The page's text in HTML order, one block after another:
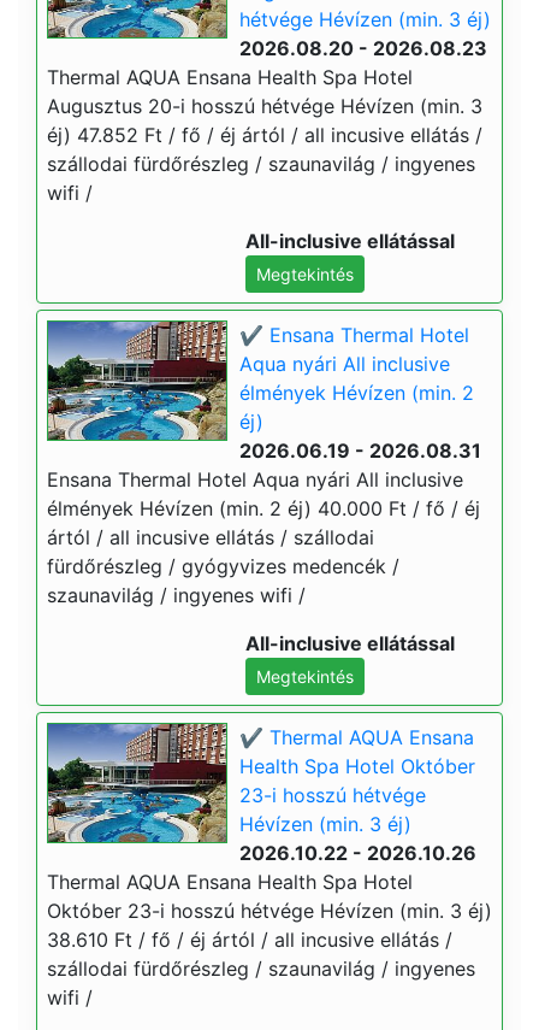
hétvége Hévízen (min. 3 éj)
2026.08.20 - 2026.08.23
Thermal AQUA Ensana Health Spa Hotel
Augusztus 20-i hosszú hétvége Hévízen (min. 3
éj) 47.852 Ft / fő / éj ártól / all incusive ellátás /
szállodai fürdőrészleg / szaunavilág / ingyenes
wifi /
All-inclusive ellátással
Megtekintés
✔️ Ensana Thermal Hotel
Aqua nyári All inclusive
élmények Hévízen (min. 2
éj)
2026.06.19 - 2026.08.31
Ensana Thermal Hotel Aqua nyári All inclusive
élmények Hévízen (min. 2 éj) 40.000 Ft / fő / éj
ártól / all incusive ellátás / szállodai
fürdőrészleg / gyógyvizes medencék /
szaunavilág / ingyenes wifi /
All-inclusive ellátással
Megtekintés
✔️ Thermal AQUA Ensana
Health Spa Hotel Október
23-i hosszú hétvége
Hévízen (min. 3 éj)
2026.10.22 - 2026.10.26
Thermal AQUA Ensana Health Spa Hotel
Október 23-i hosszú hétvége Hévízen (min. 3 éj)
38.610 Ft / fő / éj ártól / all incusive ellátás /
szállodai fürdőrészleg / szaunavilág / ingyenes
wifi /